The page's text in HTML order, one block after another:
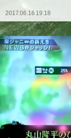
2017.06.16 19:18